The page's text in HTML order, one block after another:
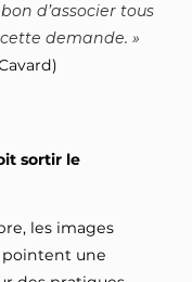
d’associer tous
demande.
sortir le
les images
pointent une